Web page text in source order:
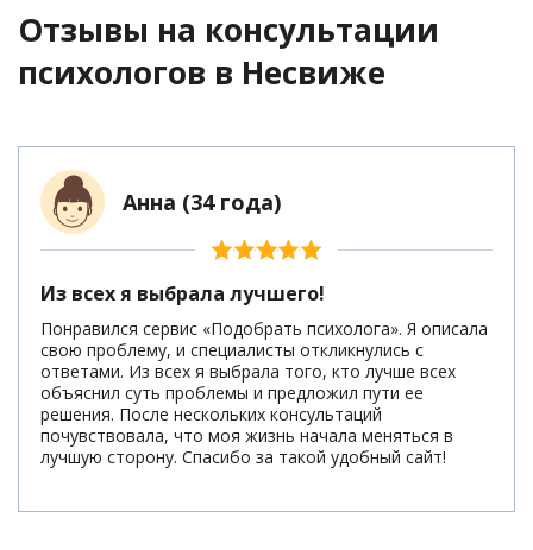
Отзывы на консультации
психологов в Несвиже
Анна (34 года)
Из всех я выбрала лучшего!
Понравился сервис «Подобрать психолога». Я описала
свою проблему, и специалисты откликнулись с
ответами. Из всех я выбрала того, кто лучше всех
объяснил суть проблемы и предложил пути ее
решения. После нескольких консультаций
почувствовала, что моя жизнь начала меняться в
лучшую сторону. Спасибо за такой удобный сайт!